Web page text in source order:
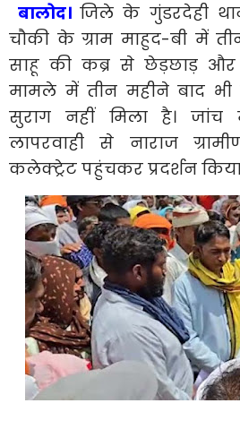
बालोद। जिले के गुंडरदेही
चौकी के ग्राम माहुद-बी में
साहू की कब्र से छेड़छाड़
मामले में तीन महीने बाद भी
सुराग नहीं मिला है।
लापरवाही से नाराज
कलेक्ट्रेट पहुंचकर प्रदर्शन